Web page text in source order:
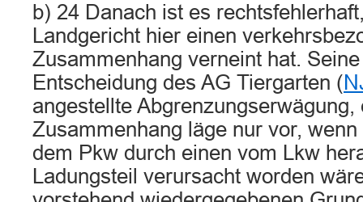
b) 24 Danach ist es
Landgericht hier einen
Zusammenhang verneint hat.
Entscheidung des AG Tiergarten (
angestellte Abgrenzungserwägung,
Zusammenhang läge nur vor,
dem Pkw durch einen vom Lkw
Ladungsteil verursacht worden